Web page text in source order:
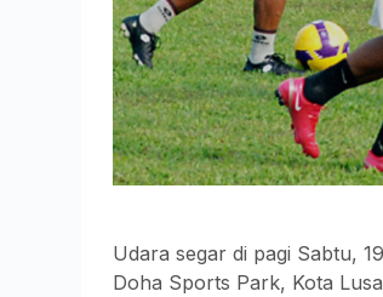
Udara segar di pagi Sabtu,
Doha Sports Park, Kota